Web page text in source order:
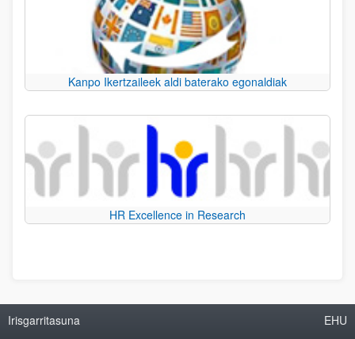
Kanpo Ikertzaileek aldi baterako egonaldiak
HR Excellence in Research
Irisgarritasuna EHU